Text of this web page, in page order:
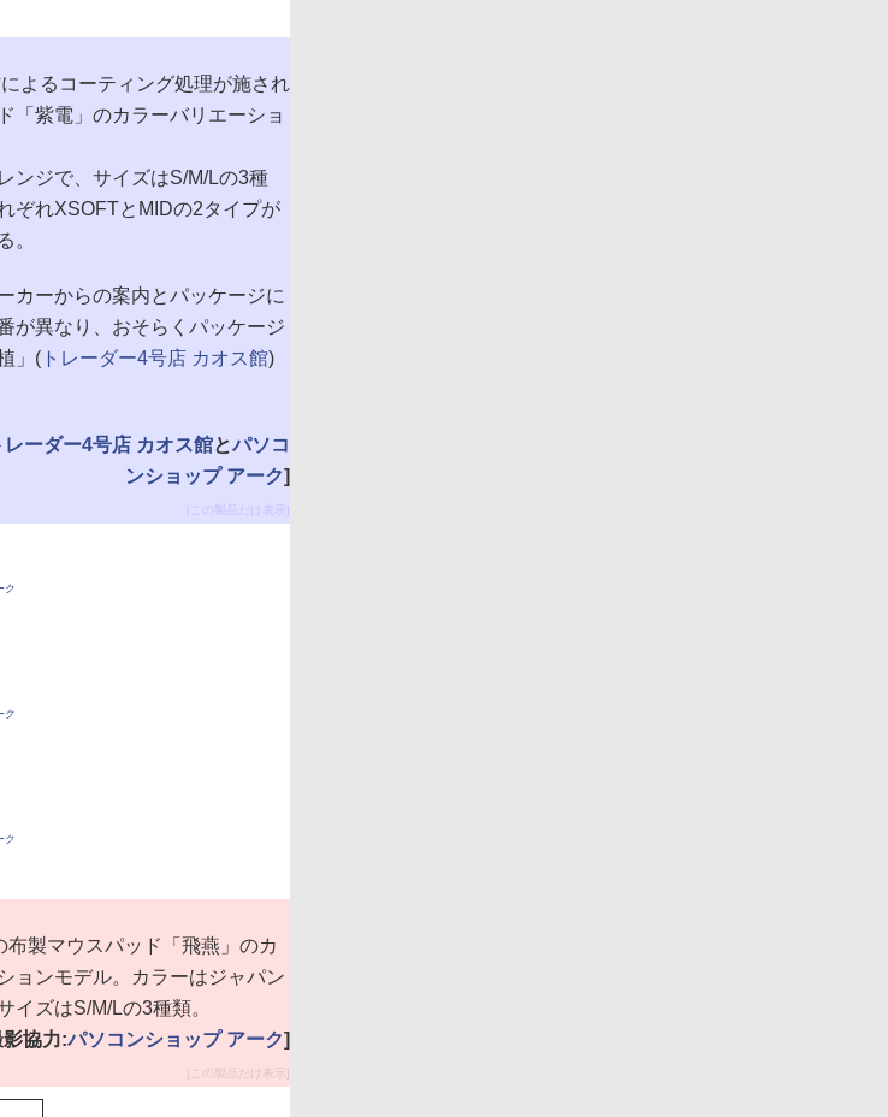
よるコーティング処理が施され
「紫電」のカラーバリエーショ
ンジで、サイズはS/M/Lの3種
ぞれXSOFTとMIDの2タイプが
。
カーからの案内とパッケージに
が異なり、おそらくパッケージ
」( トレーダー4号店 カオス館)
レーダー4号店 カオス館とパソコ
ンショップ アーク]
[この製品だけ表示]
ク
ク
ク
製マウスパッド「飛燕」のカ
ョンモデル。カラーはジャパン
イズはS/M/Lの3種類。
影協力:パソコンショップ アーク]
[この製品だけ表示]